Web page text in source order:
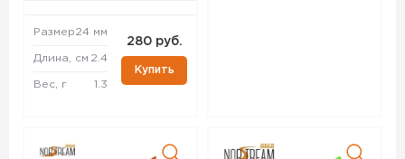
Размер24 мм
Длина, см 2.4
Вес, г 1.3
280 руб.
Купить